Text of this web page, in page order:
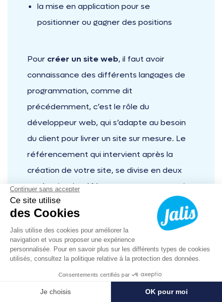
la mise en application pour se
positionner ou gagner des positions
Pour créer un site web, il faut avoir
connaissance des différents langages de
programmation, comme dit
précédemment, c’est le rôle du
développeur web, qui s’adapte au besoin
du client pour livrer un site sur mesure. Le
référencement qui intervient après la
création de votre site, se divise en deux
catégories, le référencement payant qui
consiste à payer pour apparaître dans les
pages de résultats d’un moteur de
recherche. Le référencement naturel est
lui gratuit, mais demande du temps et des
connaissances spécifiques, c’est pourquoi il
est préférable d’être accompagné dans ce
domaine. Enfin, une
agence de
04 12 16 07 53 Prendre RDV